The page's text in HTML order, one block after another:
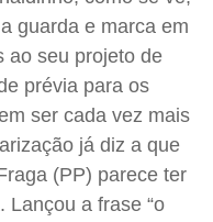
guarda e marca em
ao seu projeto de
prévia para os
ser cada vez mais
já diz a que
(PP) parece ter
Lançou a frase “o